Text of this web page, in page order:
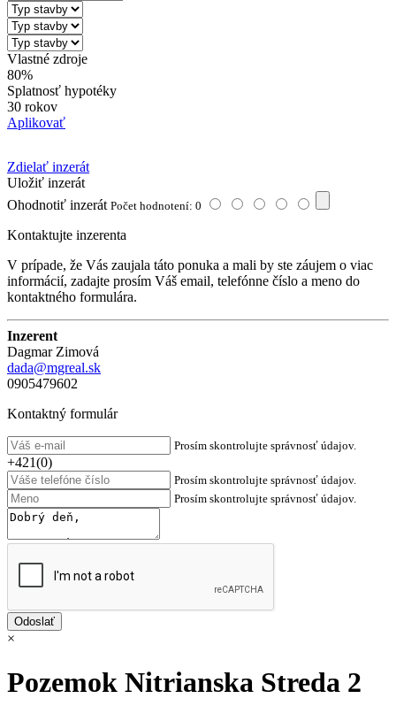
Vlastné zdroje
80%
Splatnosť hypotéky
30 rokov
Aplikovať
Zdielať inzerát
Uložiť inzerát
Ohodnotiť inzerát Počet hodnotení: 0
Kontaktujte inzerenta
V prípade, že Vás zaujala táto ponuka a mali by ste záujem o viac
informácií, zadajte prosím Váš email, telefónne číslo a meno do
kontaktného formulára.
Inzerent
Dagmar Zimová
dada@mgreal.sk
0905479602
Kontaktný formulár
Prosím skontrolujte správnosť údajov.
+421(0)
Prosím skontrolujte správnosť údajov.
Prosím skontrolujte správnosť údajov.
×
Pozemok Nitrianska Streda 2